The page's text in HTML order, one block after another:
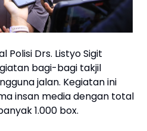
Drs. Listyo Sigit
bagi-bagi takjil
jalan. Kegiatan ini
insan media dengan total
1.000 box.